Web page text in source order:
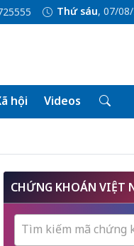
Thứ sáu, 07/
hội Videos
CHỨNG KHOÁN VIỆT
Tìm kiếm mã chứng